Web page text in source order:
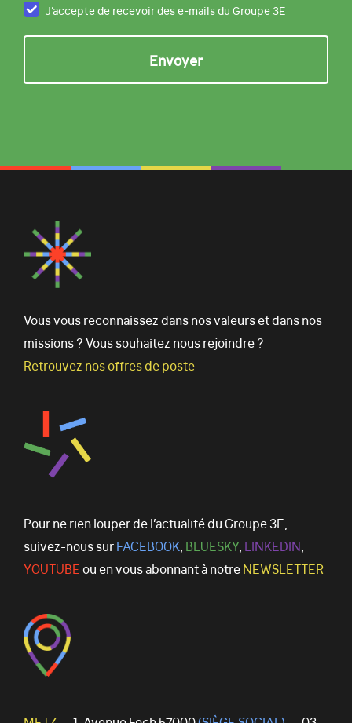
J’accepte de recevoir des e-mails du Groupe 3E
Vous vous reconnaissez dans nos valeurs et dans nos
missions ? Vous souhaitez nous rejoindre ?
Retrouvez nos offres de poste
Pour ne rien louper de l’actualité du Groupe 3E,
suivez-nous surFACEBOOK, BLUESKY, LINKEDIN,
YOUTUBEou en vous abonnant à notreNEWSLETTER